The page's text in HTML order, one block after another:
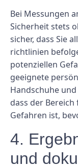
Bei Messungen
Sicherheit stets
sicher, dass Sie
richtlinien
potenziellen
geeignete
Handschuhe
dass der
Gefahren ist,
4.
und